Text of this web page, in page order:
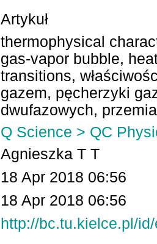
Artykuł
thermophysical
gas-vapor bubble,
transitions,
gazem, pęcherzyki
dwufazowych,
Q Science > QC
Agnieszka T T
18 Apr 2018 06:56
18 Apr 2018 06:56
http://bc.tu.kielce.pl/